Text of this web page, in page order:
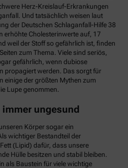
Herz-Kreislauf-Erkrankungen
Und tatsächlich weisen laut
der Deutschen Schlaganfall-Hilfe 38
erhöhte Cholesterinwerte auf, 17
weil der Stoff so gefährlich ist, finden
zum Thema. Viele sind seriös,
gefährlich, wenn dubiose
propagiert werden. Das sorgt für
einige der größten Mythen zum
Lupe genommen.
ungesund
Körper sogar ein
wichtiger Bestandteil der
(Lipid) dafür, dass unsere
Hülle besitzen und stabil bleiben.
als Baustein für viele wichtige